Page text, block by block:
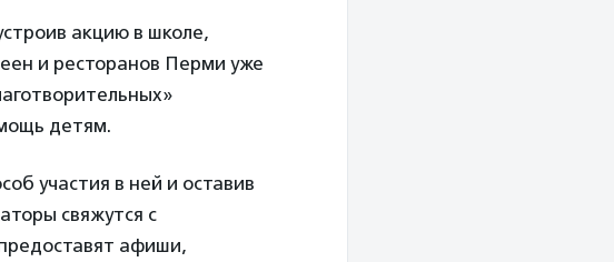
акцию в школе,
и ресторанов Перми уже
детям.
участия в ней и оставив
свяжутся с
афиши,